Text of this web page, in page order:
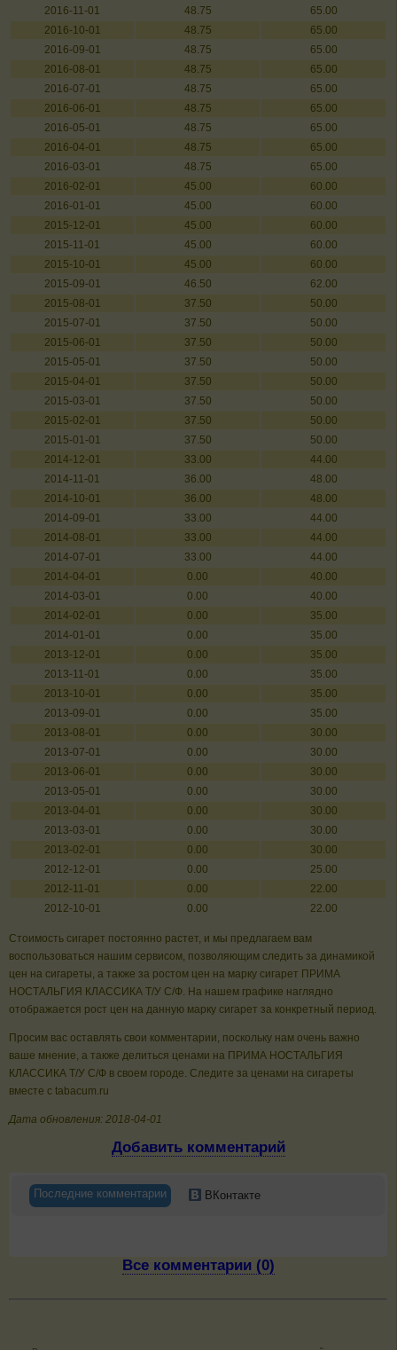
2016-11-01
48.75
65.00
2016-10-01
48.75
65.00
2016-09-01
48.75
65.00
2016-08-01
48.75
65.00
2016-07-01
48.75
65.00
2016-06-01
48.75
65.00
2016-05-01
48.75
65.00
2016-04-01
48.75
65.00
2016-03-01
48.75
65.00
2016-02-01
45.00
60.00
2016-01-01
45.00
60.00
2015-12-01
45.00
60.00
2015-11-01
45.00
60.00
2015-10-01
45.00
60.00
2015-09-01
46.50
62.00
2015-08-01
37.50
50.00
2015-07-01
37.50
50.00
2015-06-01
37.50
50.00
2015-05-01
37.50
50.00
2015-04-01
37.50
50.00
2015-03-01
37.50
50.00
2015-02-01
37.50
50.00
2015-01-01
37.50
50.00
2014-12-01
33.00
44.00
2014-11-01
36.00
48.00
2014-10-01
36.00
48.00
2014-09-01
33.00
44.00
2014-08-01
33.00
44.00
2014-07-01
33.00
44.00
2014-04-01
0.00
40.00
2014-03-01
0.00
40.00
2014-02-01
0.00
35.00
2014-01-01
0.00
35.00
2013-12-01
0.00
35.00
2013-11-01
0.00
35.00
2013-10-01
0.00
35.00
2013-09-01
0.00
35.00
2013-08-01
0.00
30.00
2013-07-01
0.00
30.00
2013-06-01
0.00
30.00
2013-05-01
0.00
30.00
2013-04-01
0.00
30.00
2013-03-01
0.00
30.00
2013-02-01
0.00
30.00
2012-12-01
0.00
25.00
2012-11-01
0.00
22.00
2012-10-01
0.00 22.00
Стоимость сигарет постоянно растет, и мы предлагаем вам
воспользоваться нашим сервисом, позволяющим следить за динамикой
цен на сигареты, а также за ростом цен на марку сигарет ПРИМА
НОСТАЛЬГИЯ КЛАССИКА Т/У С/Ф. На нашем графике наглядно
отображается рост цен на данную марку сигарет за конкретный период.
Просим вас оставлять свои комментарии, поскольку нам очень важно
ваше мнение, а также делиться ценами на ПРИМА НОСТАЛЬГИЯ
КЛАССИКА Т/У С/Ф в своем городе. Следите за ценами на сигареты
вместе с tabacum.ru
Дата обновления: 2018-04-01
Добавить комментарий
Последние комментарии ВКонтакте
Все комментарии (0)